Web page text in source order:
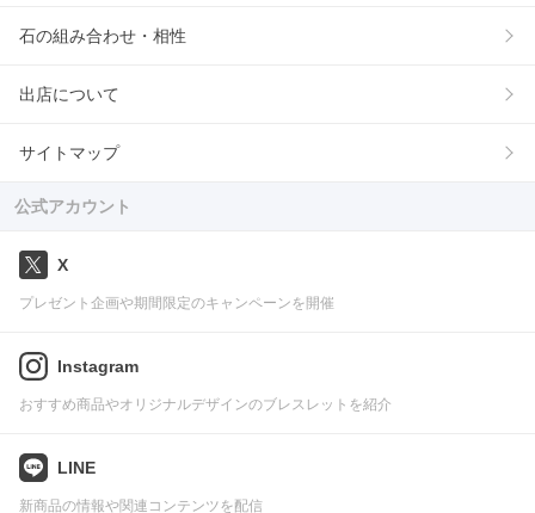
石の組み合わせ・相性
出店について
サイトマップ
公式アカウント
X
プレゼント企画や期間限定のキャンペーンを開催
Instagram
おすすめ商品やオリジナルデザインのブレスレットを紹介
LINE
新商品の情報や関連コンテンツを配信